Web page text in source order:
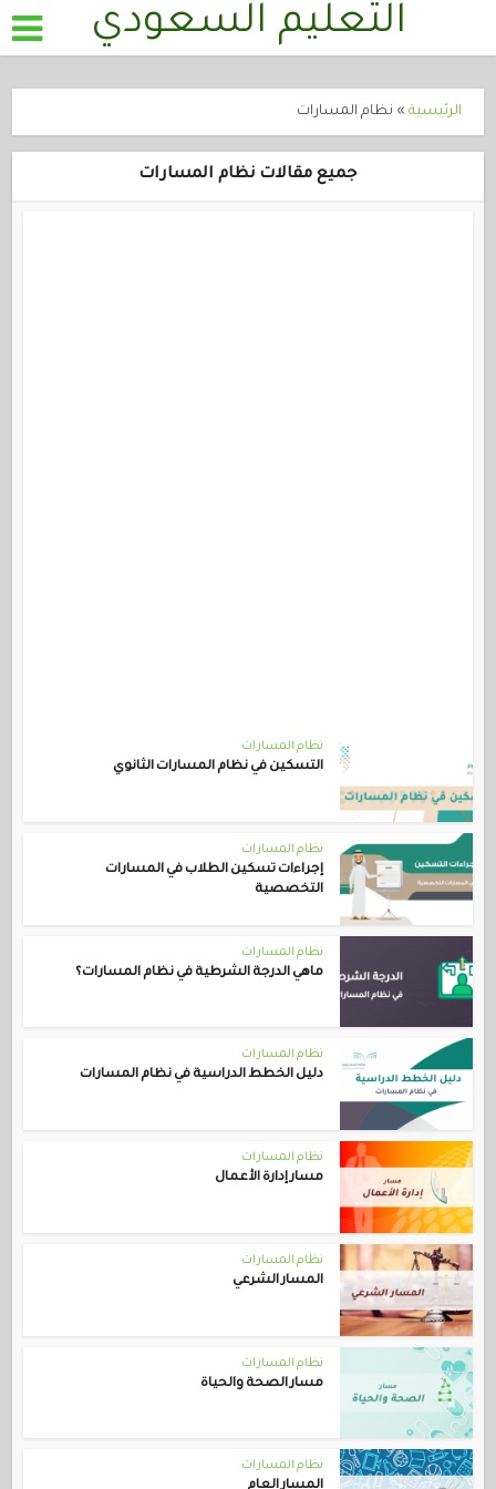
التعليم السعودي
الرئيسية » نظام المسارات
جميع مقالات نظام المسارات
نظام المسارات
التسكين في نظام المسارات الثانوي
نظام المسارات
إجراءات تسكين الطلاب في المسارات
التخصصية
نظام المسارات
ماهي الدرجة الشرطية في نظام المسارات؟
نظام المسارات
دليل الخطط الدراسية في نظام المسارات
نظام المسارات
مسار إدارة الأعمال
نظام المسارات
المسار الشرعي
نظام المسارات
مسار الصحة والحياة
نظام المسارات